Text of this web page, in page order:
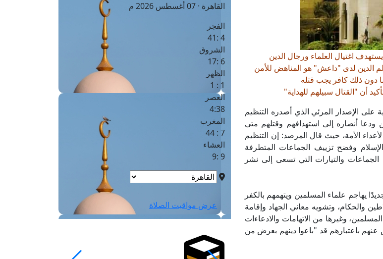
اغتيال العلماء ورجال الدين
الدين لدى "داعش" هو المناهض للأمن
دون ذلك كافر يجب قتله
أن "القتال سبيلهم للهداية"
على الإصدار المرئي الذي أصدره التنظيم
ودعا أنصاره إلى استهدافهم وقتلهم متى
الأمة، حيث قال المرصد: إن التنظيم
وفضح تزييف الجماعات المتطرفة
والتيارات التي تسعى إلى نشر
يهاجم علماء المسلمين ويتهمهم بالكفر
والحكام، وتشويه معاني الجهاد وإقامة
وغيرها من الاتهامات والادعاءات
باعتبارهم قد "باعوا دينهم بعرض من
القاهرة · 07 أغسطس 2026 م
الفجر
4 :41
الشروق
6 :17
الظهر
1 : 1
العصر
4:38
المغرب
7 : 44
العشاء
9 :9
عرض مواقيت الصلاة